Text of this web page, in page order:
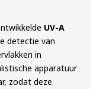
UV-A
detectie van
in
apparatuur
zodat deze